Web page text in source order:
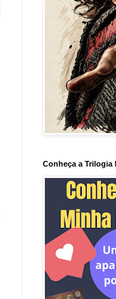
Conheça a Trilogia